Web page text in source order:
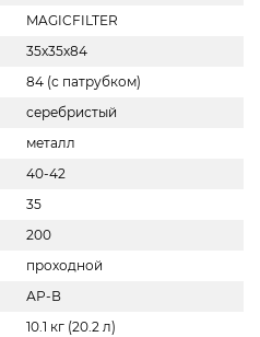
MAGICFILTER
35х35х84
84 (с патрубком)
серебристый
металл
40-42
35
200
проходной
АР-В
10.1 кг (20.2 л)